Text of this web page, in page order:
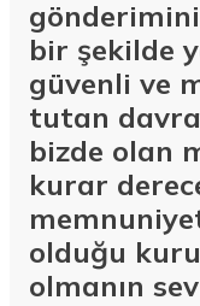
bir şekilde
güvenli ve
tutan
bizde olan
kurar
olduğu
olmanın